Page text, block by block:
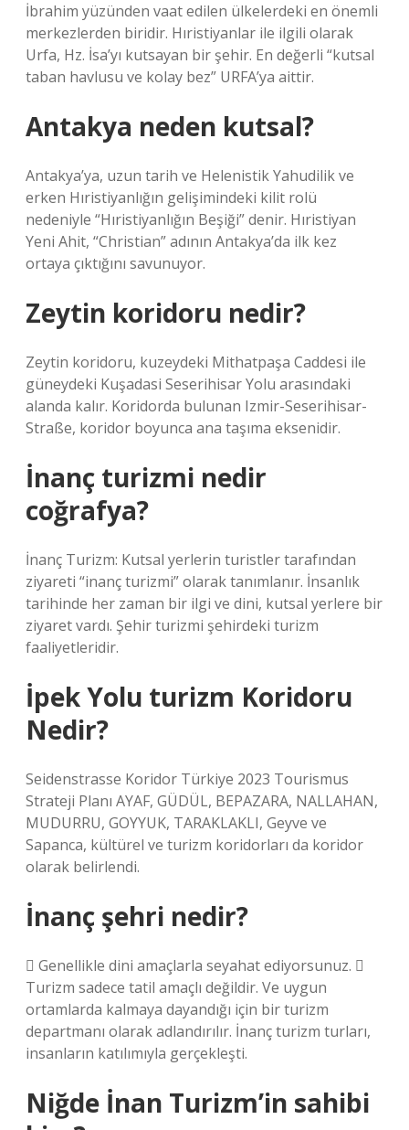
İbrahim yüzünden vaat edilen ülkelerdeki en önemli
merkezlerden biridir. Hıristiyanlar ile ilgili olarak
Urfa, Hz. İsa’yı kutsayan bir şehir. En değerli “kutsal
taban havlusu ve kolay bez” URFA’ya aittir.
Antakya neden kutsal?
Antakya’ya, uzun tarih ve Helenistik Yahudilik ve
erken Hıristiyanlığın gelişimindeki kilit rolü
nedeniyle “Hıristiyanlığın Beşiği” denir. Hıristiyan
Yeni Ahit, “Christian” adının Antakya’da ilk kez
ortaya çıktığını savunuyor.
Zeytin koridoru nedir?
Zeytin koridoru, kuzeydeki Mithatpaşa Caddesi ile
güneydeki Kuşadasi Seserihisar Yolu arasındaki
alanda kalır. Koridorda bulunan Izmir-Seserihisar-
Straße, koridor boyunca ana taşıma eksenidir.
İnanç turizmi nedir
coğrafya?
İnanç Turizm: Kutsal yerlerin turistler tarafından
ziyareti “inanç turizmi” olarak tanımlanır. İnsanlık
tarihinde her zaman bir ilgi ve dini, kutsal yerlere bir
ziyaret vardı. Şehir turizmi şehirdeki turizm
faaliyetleridir.
İpek Yolu turizm Koridoru
Nedir?
Seidenstrasse Koridor Türkiye 2023 Tourismus
Strateji Planı AYAF, GÜDÜL, BEPAZARA, NALLAHAN,
MUDURRU, GOYYUK, TARAKLAKLI, Geyve ve
Sapanca, kültürel ve turizm koridorları da koridor
olarak belirlendi.
İnanç şehri nedir?
 Genellikle dini amaçlarla seyahat ediyorsunuz. 
Turizm sadece tatil amaçlı değildir. Ve uygun
ortamlarda kalmaya dayandığı için bir turizm
departmanı olarak adlandırılır. İnanç turizm turları,
insanların katılımıyla gerçekleşti.
Niğde İnan Turizm’in sahibi